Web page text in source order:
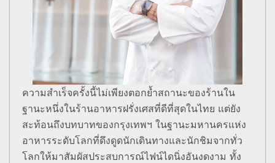
ความสำเร็จครั้งนี้ไม่เพียงตอกย้ำสถานะของร้านใน
ฐานะหนึ่งในร้านอาหารฝรั่งเศสที่ดีที่สุดในไทย แต่ยัง
สะท้อนถึงบทบาทของกรุงเทพฯ ในฐานะมหานครแห่ง
อาหารระดับโลกที่ดึงดูดนักเดินทางและนักชิมจากทั่ว
โลกให้มาสัมผัสประสบการณ์ไฟน์ไดนิ่งอันงดงาม ทั้ง